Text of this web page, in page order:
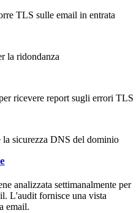
TLS sulle email in entrata
la ridondanza
ricevere report sugli errori TLS
sicurezza DNS del dominio
analizzata settimanalmente per
L'audit fornisce una vista
email.